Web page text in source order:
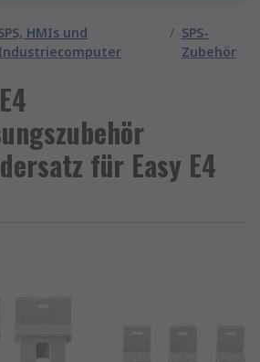
HMIs und
/ SPS-
Zubehör
für Easy E4